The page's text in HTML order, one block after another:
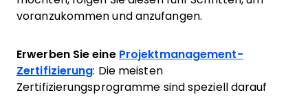
voranzukommen und anzufangen.
Erwerben Sie eine Projektmanagement-
Zertifizierung: Die meisten
Zertifizierungsprogramme sind speziell darauf